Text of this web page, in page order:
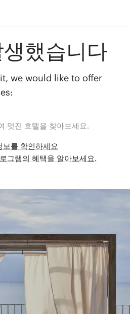
했습니다
we would like to offer
멋진 호텔을 찾아보세요.
보를 확인하세요
그램의 혜택을 알아보세요.